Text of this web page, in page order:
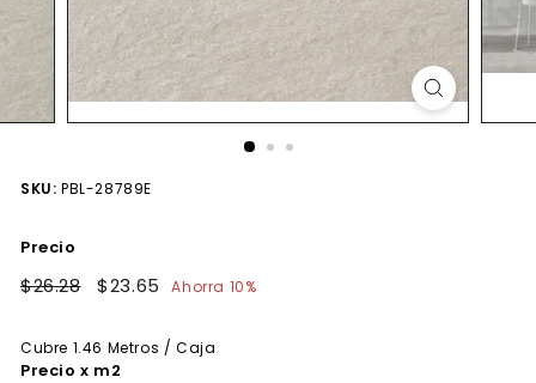
SKU: PBL-28789E
Precio
Precio
$26.28$26.28
Precio
$23.65 $23.65
Ahorra 10%
Cubre 1.46 Metros / Caja
Precio x m2